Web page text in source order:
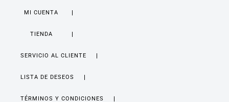
MI CUENTA
TIENDA
SERVICIO AL CLIENTE
LISTA DE DESEOS
TÉRMINOS Y CONDICIONES